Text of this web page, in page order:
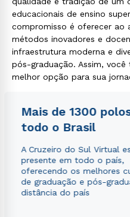
educacionais de ensino
compromisso é oferecer ao
métodos inovadores e
infraestrutura moderna e
pós-graduação. Assim,
melhor opção para sua
Mais de 1300
todo o Brasil
A Cruzeiro do Sul Virtual
presente em todo o país,
oferecendo os melhores
de graduação e pós-
distância do país